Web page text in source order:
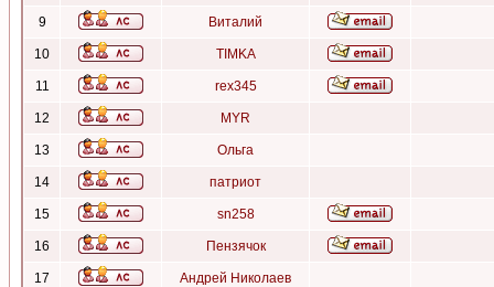
9 Виталий
10 TIMKA
11 rex345
12 MYR
13 Ольга
14 патриот
15 sn258
16 Пензячок
17 Андрей Николаев